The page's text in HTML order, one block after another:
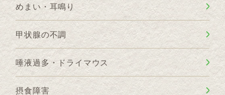
めまい・耳鳴り
甲状腺の不調
唾液過多・ドライマウス
摂食障害